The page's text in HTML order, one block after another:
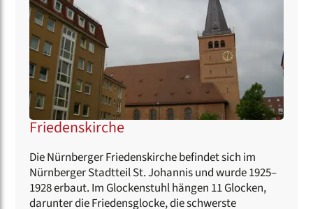
Friedenskirche
Die Nürnberger Friedenskirche befindet sich im
Nürnberger Stadtteil St. Johannis und wurde 1925–
1928 erbaut. Im Glockenstuhl hängen 11 Glocken,
darunter die Friedensglocke, die schwerste